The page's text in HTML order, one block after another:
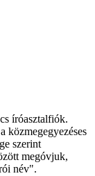
íróasztalfiók.
közmegegyezéses
szerint
megóvjuk,
név".